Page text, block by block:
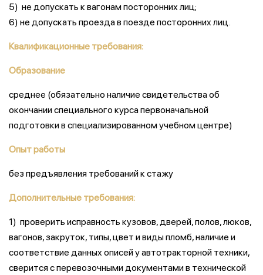
5) не допускать к вагонам посторонних лиц;
6) не допускать проезда в поезде посторонних лиц.
Квалификационные требования:
Образование
среднее (обязательно наличие свидетельства об
окончании специального курса первоначальной
подготовки в специализированном учебном центре)
Опыт работы
без предъявления требований к стажу
Дополнительные требования:
1) проверить исправность кузовов, дверей, полов, люков,
вагонов, закруток, типы, цвет и виды пломб, наличие и
соответствие данных описей у автотракторной техники,
сверится с перевозочными документами в технической